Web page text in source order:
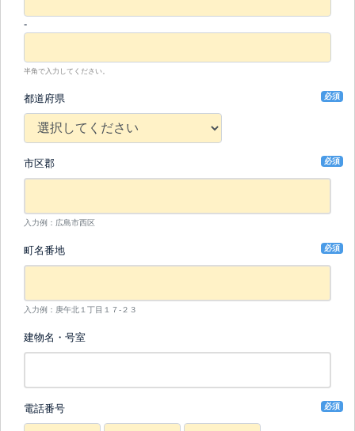
-
半角で入力してください。
都道府県 必須
市区郡 必須
入力例：広島市西区
町名番地 必須
入力例：庚午北１丁目１７-２３
建物名・号室
電話番号 必須